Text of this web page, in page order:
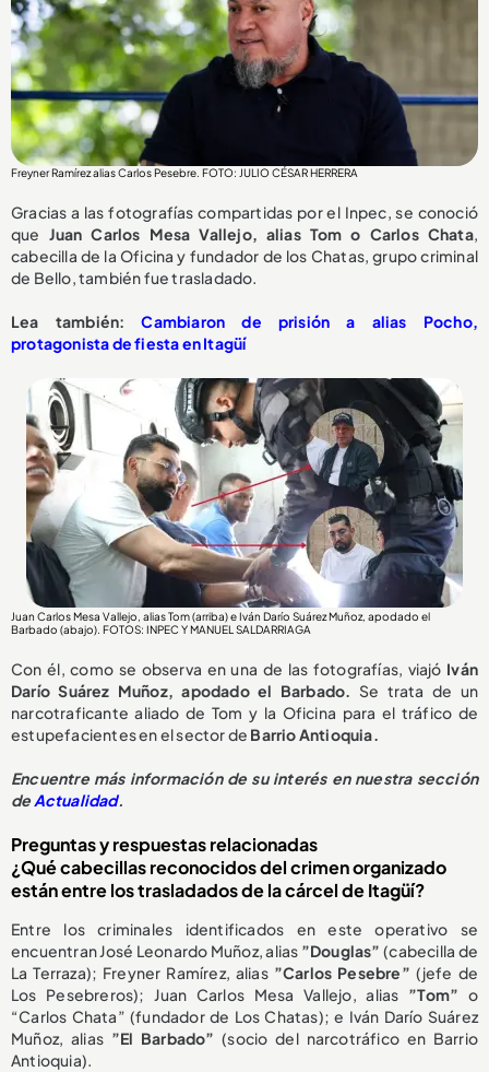
Freyner Ramírez alias Carlos Pesebre. FOTO: JULIO CÉSAR HERRERA
Gracias a las fotografías compartidas por el Inpec, se conoció
que Juan Carlos Mesa Vallejo, alias Tom o Carlos Chata,
cabecilla de la Oficina y fundador de los Chatas, grupo criminal
de Bello, también fue trasladado.
Lea también:Cambiaron de prisión a alias Pocho,
protagonista de fiesta en Itagüí
Juan Carlos Mesa Vallejo, alias Tom (arriba) e Iván Darío Suárez Muñoz, apodado el
Barbado (abajo). FOTOS: INPEC Y MANUEL SALDARRIAGA
Con él, como se observa en una de las fotografías, viajó Iván
Darío Suárez Muñoz, apodado el Barbado. Se trata de un
narcotraficante aliado de Tom y la Oficina para el tráfico de
estupefacientes en el sector de Barrio Antioquia.
Encuentre más información de su interés en nuestra sección
deActualidad.
Preguntas y respuestas relacionadas
¿Qué cabecillas reconocidos del crimen organizado
están entre los trasladados de la cárcel de Itagüí?
Entre los criminales identificados en este operativo se
encuentran José Leonardo Muñoz, alias ”Douglas” (cabecilla de
La Terraza); Freyner Ramírez, alias ”Carlos Pesebre” (jefe de
Los Pesebreros); Juan Carlos Mesa Vallejo, alias ”Tom” o
“Carlos Chata” (fundador de Los Chatas); e Iván Darío Suárez
Muñoz, alias ”El Barbado” (socio del narcotráfico en Barrio
Antioquia).